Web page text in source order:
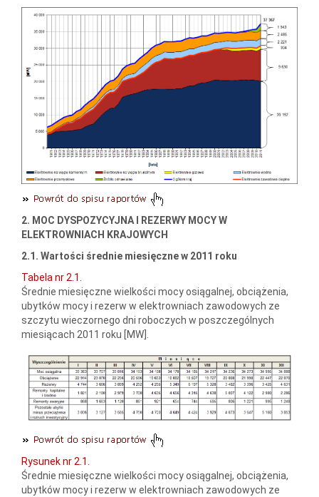
2. MOC DYSPOZYCYJNA I REZERWY MOCY W
ELEKTROWNIACH KRAJOWYCH
2.1. Wartości średnie miesięczne w 2011 roku
Tabela nr 2.1.
Średnie miesięczne wielkości mocy osiągalnej, obciążenia,
ubytków mocy i rezerw w elektrowniach zawodowych ze
szczytu wieczornego dni roboczych w poszczególnych
miesiącach 2011 roku [MW].
Rysunek nr 2.1.
Średnie miesięczne wielkości mocy osiągalnej, obciążenia,
ubytków mocy i rezerw w elektrowniach zawodowych ze